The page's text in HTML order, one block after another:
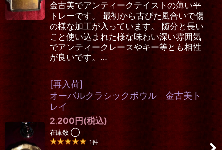
金古美でアンティークテイストの薄い平
トレーです。 最初から古びた風合いで傷
の様な加工が入っています。 随分と長い
こと使い込まれた様な味わい深い雰囲気
でアンティークレースやキー等とも相性
が良いです。…
[再入荷]
オーバルクラシックボウル 金古美ト
レイ
2,200 円 (税込)
在庫数 ◯
1件